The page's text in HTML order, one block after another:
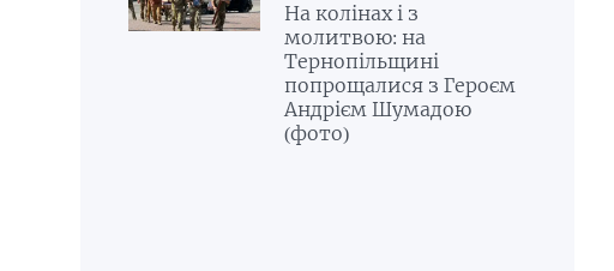
На колінах і з
молитвою: на
Тернопільщині
попрощалися з Героєм
Андрієм Шумадою
(фото)